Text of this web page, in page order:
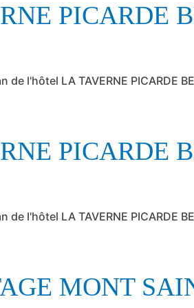
PICARDE
de l'hôtel LA TAVERNE PICARDE
PICARDE
de l'hôtel LA TAVERNE PICARDE
MONT